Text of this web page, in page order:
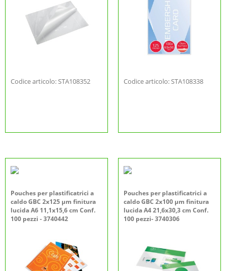
Codice articolo: STA108352 Codice articolo: STA108338
Pouches per plastificatrici a
caldo GBC 2x125 µm finitura
lucida A6 11,1x15,6 cm Conf.
100 pezzi - 3740442
Pouches per plastificatrici a
caldo GBC 2x100 µm finitura
lucida A4 21,6x30,3 cm Conf.
100 pezzi- 3740306